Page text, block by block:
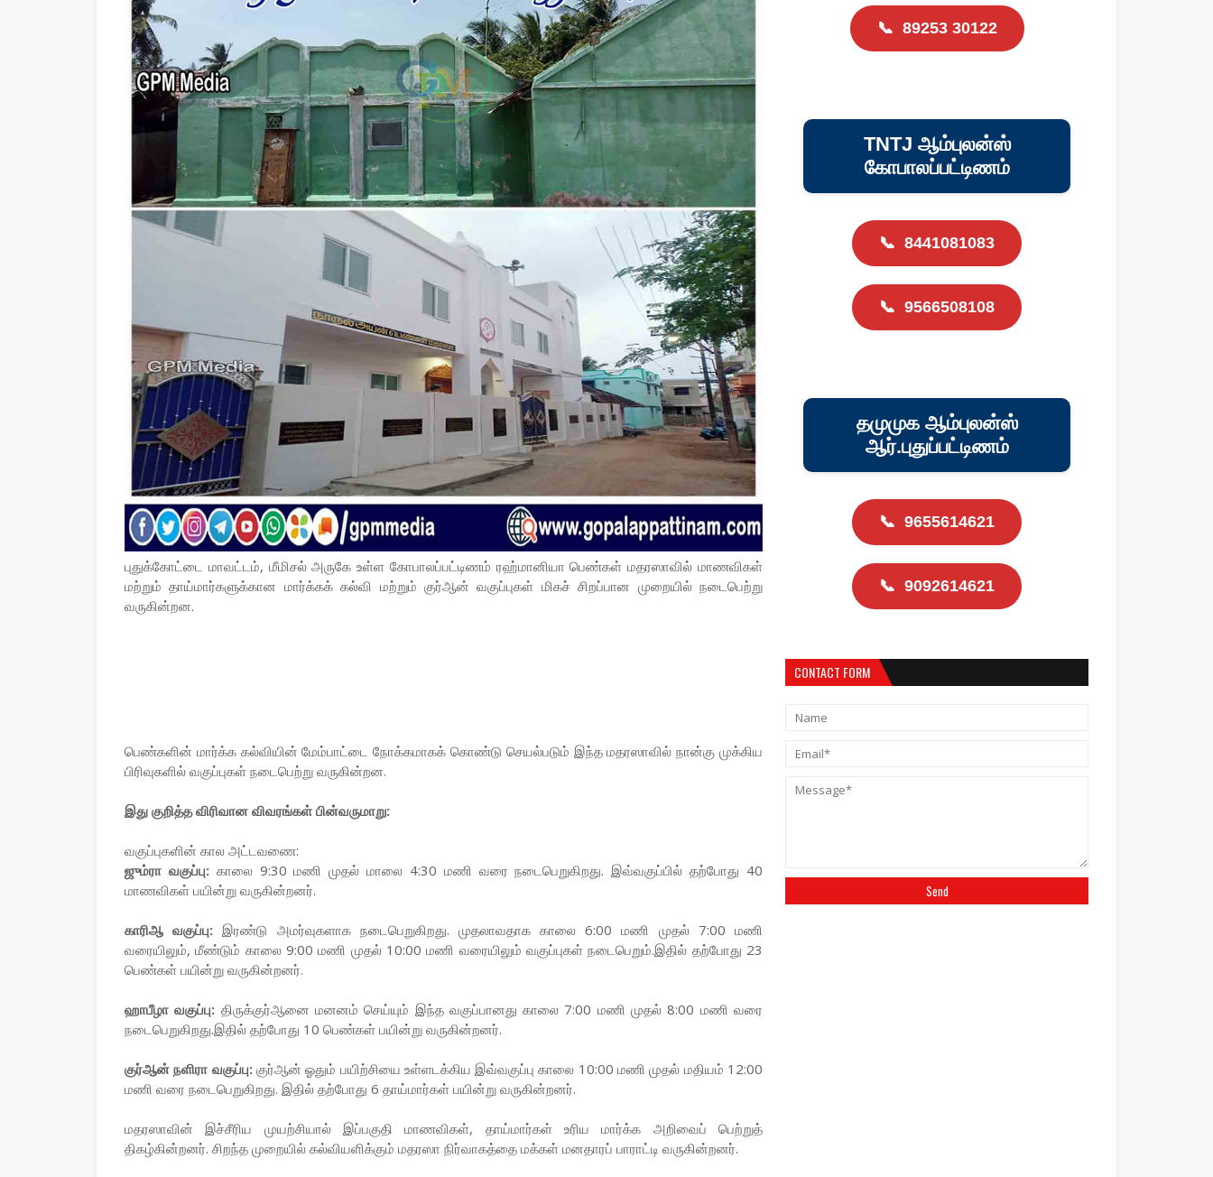
புதுக்கோட்டை மாவட்டம், மீமிசல் அருகே உள்ள கோபாலப்பட்டிணம் ரஹ்மானியா பெண்கள் மதரஸாவில் மாணவிகள்
மற்றும் தாய்மார்களுக்கான மார்க்கக் கல்வி மற்றும் குர்ஆன் வகுப்புகள் மிகச் சிறப்பான முறையில் நடைபெற்று
வருகின்றன.
பெண்களின் மார்க்க கல்வியின் மேம்பாட்டை நோக்கமாகக் கொண்டு செயல்படும் இந்த மதரஸாவில் நான்கு முக்கிய
பிரிவுகளில் வகுப்புகள் நடைபெற்று வருகின்றன.
இது குறித்த விரிவான விவரங்கள் பின்வருமாறு:
வகுப்புகளின் கால அட்டவணை:
ஜும்ரா வகுப்பு:காலை 9:30 மணி முதல் மாலை 4:30 மணி வரை நடைபெறுகிறது. இவ்வகுப்பில் தற்போது 40
மாணவிகள் பயின்று வருகின்றனர்.
காரிஆ வகுப்பு: இரண்டு அமர்வுகளாக நடைபெறுகிறது. முதலாவதாக காலை 6:00 மணி முதல் 7:00 மணி
வரையிலும், மீண்டும் காலை 9:00 மணி முதல் 10:00 மணி வரையிலும் வகுப்புகள் நடைபெறும்.இதில் தற்போது 23
பெண்கள் பயின்று வருகின்றனர்.
ஹாபீழா வகுப்பு: திருக்குர்ஆனை மனனம் செய்யும் இந்த வகுப்பானது காலை 7:00 மணி முதல் 8:00 மணி வரை
நடைபெறுகிறது.இதில் தற்போது 10 பெண்கள் பயின்று வருகின்றனர்.
குர்ஆன் நளிரா வகுப்பு:குர்ஆன் ஓதும் பயிற்சியை உள்ளடக்கிய இவ்வகுப்பு காலை 10:00 மணி முதல் மதியம் 12:00
மணி வரை நடைபெறுகிறது. இதில் தற்போது 6 தாய்மார்கள் பயின்று வருகின்றனர்.
மதரஸாவின் இச்சீரிய முயற்சியால் இப்பகுதி மாணவிகள், தாய்மார்கள் உரிய மார்க்க அறிவைப் பெற்றுத்
திகழ்கின்றனர். சிறந்த முறையில் கல்வியளிக்கும் மதரஸா நிர்வாகத்தை மக்கள் மனதாரப் பாராட்டி வருகின்றனர்.
📞 89253 30122
TNTJ ஆம்புலன்ஸ்
கோபாலப்பட்டிணம்
📞 8441081083
📞 9566508108
தமுமுக ஆம்புலன்ஸ்
ஆர்.புதுப்பட்டிணம்
📞 9655614621
📞 9092614621
CONTACT FORM